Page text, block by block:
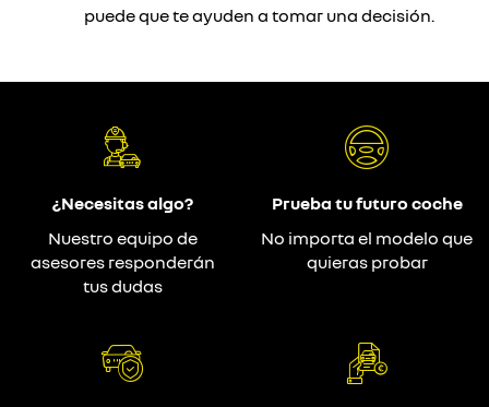
puede que te ayuden a tomar una decisión.
¿Necesitas algo?
Nuestro equipo de
asesores responderán
tus dudas
Prueba tu futuro coche
No importa el modelo que
quieras probar